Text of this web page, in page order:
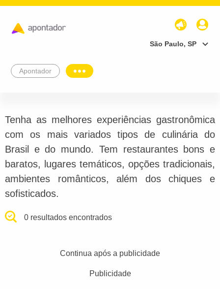
São Paulo, SP
Apontador
Tenha as melhores experiências gastronômica
com os mais variados tipos de culinária do
Brasil e do mundo. Tem restaurantes bons e
baratos, lugares temáticos, opções tradicionais,
ambientes românticos, além dos chiques e
sofisticados.
0 resultados encontrados
Continua após a publicidade
Publicidade